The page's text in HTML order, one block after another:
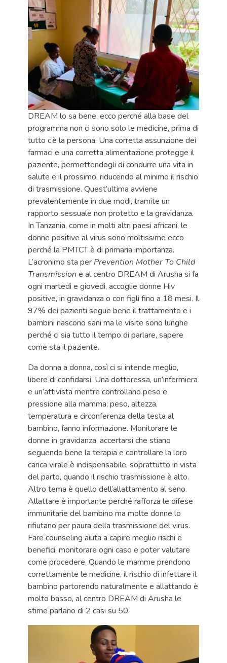
DREAM lo sa bene, ecco perché alla base del
programma non ci sono solo le medicine, prima di
tutto c’è la persona. Una corretta assunzione dei
farmaci e una corretta alimentazione protegge il
paziente, permettendogli di condurre una vita in
salute e il prossimo, riducendo al minimo il rischio
di trasmissione. Quest’ultima avviene
prevalentemente in due modi, tramite un
rapporto sessuale non protetto e la gravidanza.
In Tanzania, come in molti altri paesi africani, le
donne positive al virus sono moltissime ecco
perché la PMTCT è di primaria importanza.
L’acronimo sta per Prevention Mother To Child
Transmission e al centro DREAM di Arusha si fa
ogni martedì e giovedì, accoglie donne Hiv
positive, in gravidanza o con figli fino a 18 mesi. Il
97% dei pazienti segue bene il trattamento e i
bambini nascono sani ma le visite sono lunghe
perché ci sia tutto il tempo di parlare, sapere
come sta il paziente.
Da donna a donna, così ci si intende meglio,
libere di confidarsi. Una dottoressa, un’infermiera
e un’attivista mentre controllano peso e
pressione alla mamma; peso, altezza,
temperatura e circonferenza della testa al
bambino, fanno informazione. Monitorare le
donne in gravidanza, accertarsi che stiano
seguendo bene la terapia e controllare la loro
carica virale è indispensabile, soprattutto in vista
del parto, quando il rischio trasmissione è alto.
Altro tema è quello dell’allattamento al seno.
Allattare è importante perché rafforza le difese
immunitarie del bambino ma molte donne lo
rifiutano per paura della trasmissione del virus.
Fare counseling aiuta a capire meglio rischi e
benefici, monitorare ogni caso e poter valutare
come procedere. Quando le mamme prendono
correttamente le medicine, il rischio di infettare il
bambino partorendo naturalmente e allattando è
molto basso, al centro DREAM di Arusha le
stime parlano di 2 casi su 50.